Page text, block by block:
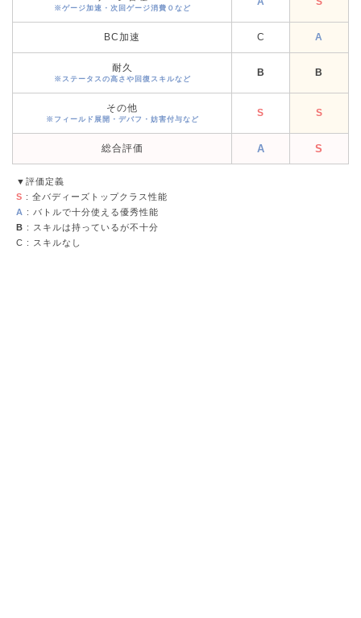
※ゲージ加速・次回ゲージ消費０など
BC加速 C A
耐久
※ステータスの高さや回復スキルなど
B B
その他
※フィールド展開・デバフ・妨害付与など
S S
総合評価 A S
▼評価定義
S : 全バディーズトップクラス性能
A : バトルで十分使える優秀性能
B : スキルは持っているが不十分
C : スキルなし